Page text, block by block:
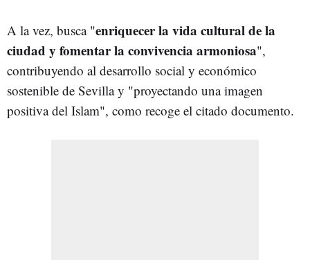
A la vez, busca "enriquecer la vida cultural de la
ciudad y fomentar la convivencia armoniosa",
contribuyendo al desarrollo social y económico
sostenible de Sevilla y "proyectando una imagen
positiva del Islam", como recoge el citado documento.